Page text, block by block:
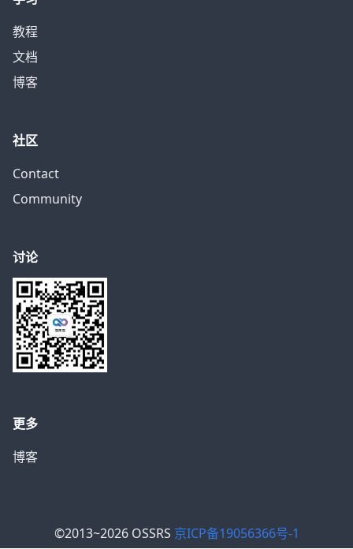
教程
文档
博客
社区
Contact
Community
讨论
更多
博客
©2013~2026 OSSRS 京ICP备19056366号-1